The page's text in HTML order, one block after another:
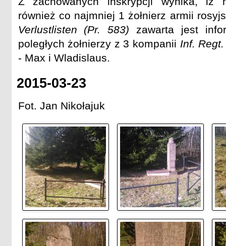
również co najmniej 1 żołnierz armii
Verlustlisten (Pr. 583) zawarta jest
poległych żołnierzy z 3 kompanii Inf.
- Max i Wladislaus.
2015-03-23
Fot. Jan Nikołajuk